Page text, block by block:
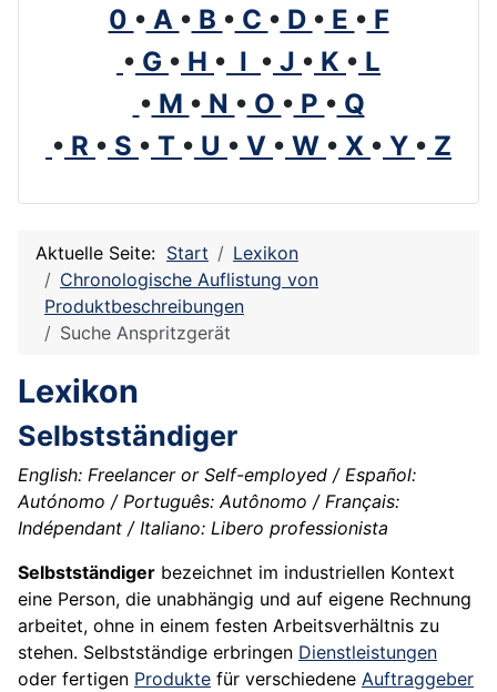
0 • A • B • C • D • E • F
• G • H • I • J • K • L
• M • N • O • P • Q
• R • S • T • U • V • W • X • Y • Z
Aktuelle Seite: Start
Lexikon
Chronologische Auflistung von
Produktbeschreibungen
Suche Anspritzgerät
Lexikon
Selbstständiger
English: Freelancer or Self-employed / Español:
Autónomo / Português: Autônomo / Français:
Indépendant / Italiano: Libero professionista
Selbstständiger bezeichnet im industriellen Kontext
eine Person, die unabhängig und auf eigene Rechnung
arbeitet, ohne in einem festen Arbeitsverhältnis zu
stehen. Selbstständige erbringen Dienstleistungen
oder fertigen Produkte für verschiedene Auftraggeber